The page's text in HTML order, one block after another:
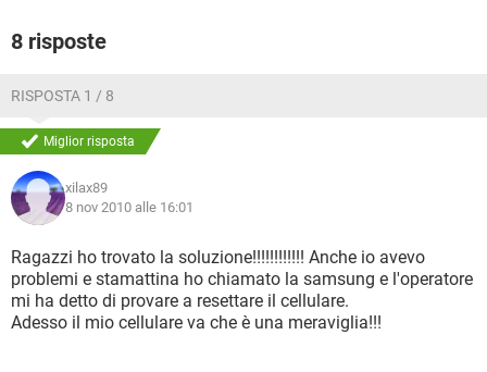
8 risposte
RISPOSTA 1 / 8
Miglior risposta
xilax89
8 nov 2010 alle 16:01
Ragazzi ho trovato la soluzione!!!!!!!!!!!! Anche io avevo
problemi e stamattina ho chiamato la samsung e l'operatore
mi ha detto di provare a resettare il cellulare.
Adesso il mio cellulare va che è una meraviglia!!!